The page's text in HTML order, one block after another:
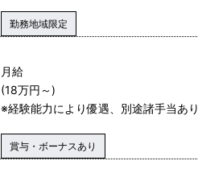
勤務地域限定
月給
(18万円～)
※経験能力により優遇、別途諸手当あり
賞与・ボーナスあり